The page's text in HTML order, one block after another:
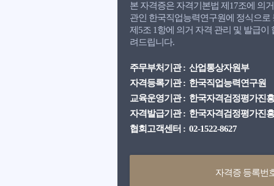
본 자격증은 자격기본법 제17조에 의
관인 한국직업능력연구원에 정식으
제5조 1항에 의거 자격 관리 및 발급
려드립니다.
주무부처기관 : 산업통상자원부
자격등록기관 : 한국직업능력연구원
교육운영기관 : 한국자격검정평가진
자격발급기관 : 한국자격검정평가진
협회고객센터 : 02-1522-8627
자격증 등록번